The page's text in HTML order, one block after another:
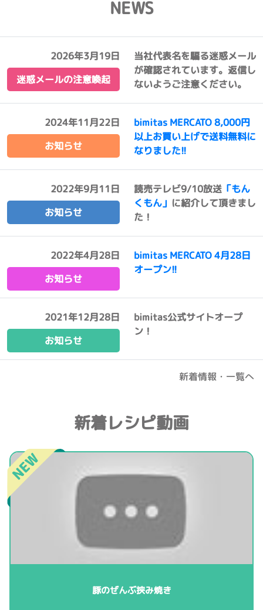
NEWS
2026年3月19日
迷惑メールの注意喚起
当社代表名を騙る迷惑メール
が確認されています。返信し
ないようご注意ください。
2024年11月22日
お知らせ
bimitas MERCATO 8,000円
以上お買い上げで送料無料に
なりました!!
2022年9月11日
お知らせ
読売テレビ9/10放送 「もん
くもん」 に紹介して頂きまし
た！
2022年4月28日
お知らせ
bimitas MERCATO 4月28日
オープン!!
2021年12月28日
お知らせ
bimitas公式サイトオープ
ン！
新着情報・一覧へ
新着レシピ動画
豚のぜんぶ挟み焼き